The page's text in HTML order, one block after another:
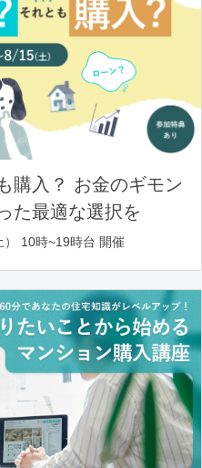
購入？ お金のギモン
た最適な選択を
10時~19時台 開催